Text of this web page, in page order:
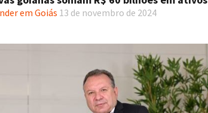
em Goiás 13 de novembro de 2024